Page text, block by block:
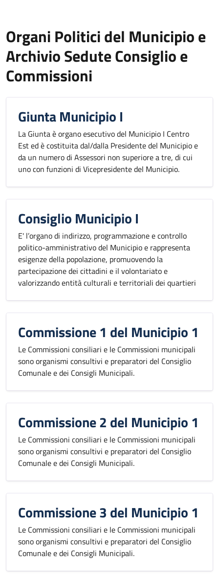
Organi Politici del Municipio e
Archivio Sedute Consiglio e
Commissioni
Giunta Municipio I
La Giunta è organo esecutivo del Municipio I Centro
Est ed è costituita dal/dalla Presidente del Municipio e
da un numero di Assessori non superiore a tre, di cui
uno con funzioni di Vicepresidente del Municipio.
Consiglio Municipio I
E' l’organo di indirizzo, programmazione e controllo
politico-amministrativo del Municipio e rappresenta
esigenze della popolazione, promuovendo la
partecipazione dei cittadini e il volontariato e
valorizzando entità culturali e territoriali dei quartieri
Commissione 1 del Municipio 1
Le Commissioni consiliari e le Commissioni municipali
sono organismi consultivi e preparatori del Consiglio
Comunale e dei Consigli Municipali.
Commissione 2 del Municipio 1
Le Commissioni consiliari e le Commissioni municipali
sono organismi consultivi e preparatori del Consiglio
Comunale e dei Consigli Municipali.
Commissione 3 del Municipio 1
Le Commissioni consiliari e le Commissioni municipali
sono organismi consultivi e preparatori del Consiglio
Comunale e dei Consigli Municipali.